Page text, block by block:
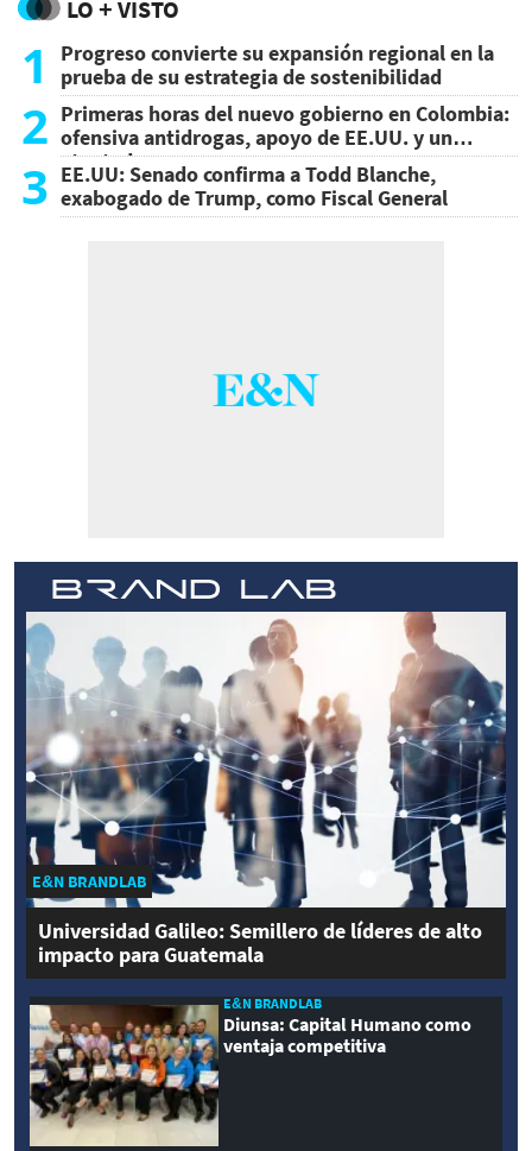
LO + VISTO
1
Progreso convierte su expansión regional en la
prueba de su estrategia de sostenibilidad
2 Primeras horas del nuevo gobierno en Colombia:
ofensiva antidrogas, apoyo de EE.UU. y un
atentado
3 EE.UU: Senado confirma a Todd Blanche,
exabogado de Trump, como Fiscal General
E&N BRANDLAB
Universidad Galileo: Semillero de líderes de alto
impacto para Guatemala
E&N BRANDLAB
Diunsa: Capital Humano como
ventaja competitiva